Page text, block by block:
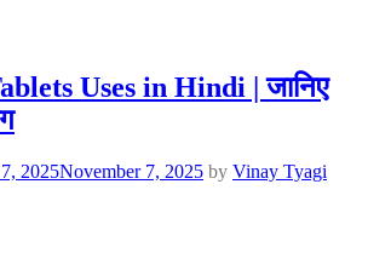
Uses in Hindi | जानिए
2025November 7, 2025 by Vinay Tyagi